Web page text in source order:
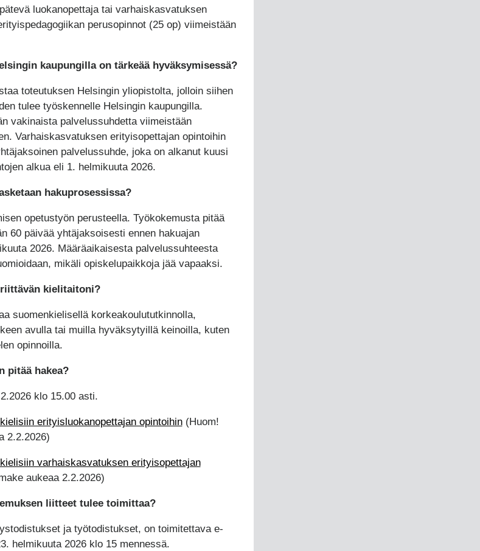
luokanopettaja tai varhaiskasvatuksen
perusopinnot (25 op) viimeistään
kaupungilla on tärkeää hyväksymisessä?
toteutuksen Helsingin yliopistolta, jolloin siihen
tulee työskennelle Helsingin kaupungilla.
vakinaista palvelussuhdetta viimeistään
Varhaiskasvatuksen erityisopettajan opintoihin
palvelussuhde, joka on alkanut kuusi
alkua eli 1. helmikuuta 2026.
hakuprosessissa?
opetustyön perusteella. Työkokemusta pitää
60 päivää yhtäjaksoisesti ennen hakuajan
2026. Määräaikaisesta palvelussuhteesta
mikäli opiskelupaikkoja jää vapaaksi.
kielitaitoni?
suomenkielisellä korkeakoulututkinnolla,
avulla tai muilla hyväksytyillä keinoilla, kuten
opinnoilla.
pitää hakea?
klo 15.00 asti.
erityisluokanopettajan opintoihin(Huom!
2.2.2026)
varhaiskasvatuksen erityisopettajan
aukeaa 2.2.2026)
liitteet tulee toimittaa?
ja työtodistukset, on toimitettava e-
helmikuuta 2026 klo 15 mennessä.